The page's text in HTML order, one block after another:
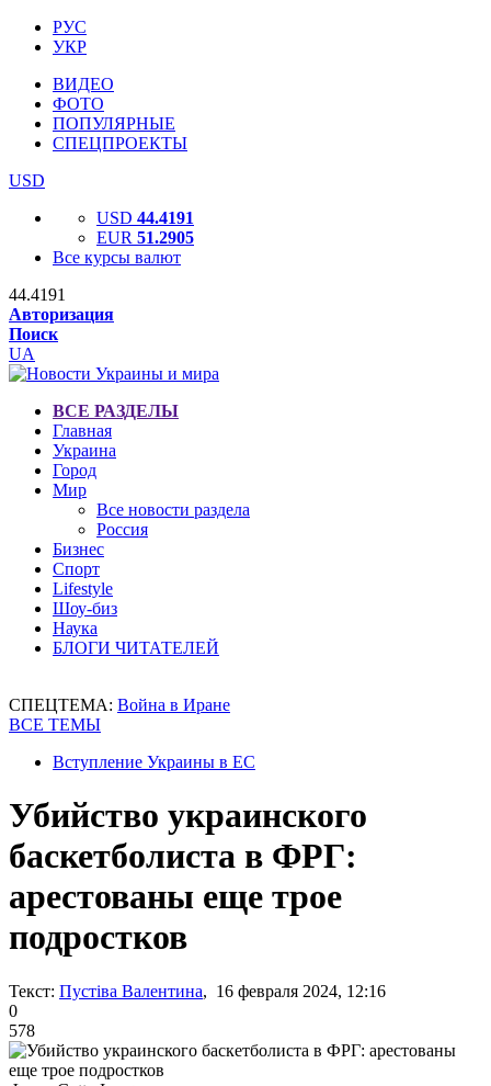
РУС
УКР
ВИДЕО
ФОТО
ПОПУЛЯРНЫЕ
СПЕЦПРОЕКТЫ
USD
USD 44.4191
EUR 51.2905
Все курсы валют
44.4191
Авторизация
Поиск
UA
ВСЕ РАЗДЕЛЫ
Главная
Украина
Город
Мир
Все новости раздела
Россия
Бизнес
Спорт
Lifestyle
Шоу-биз
Наука
БЛОГИ ЧИТАТЕЛЕЙ
СПЕЦТЕМА: Война в Иране
ВСЕ ТЕМЫ
Вступление Украины в ЕС
Убийство украинского
баскетболиста в ФРГ:
арестованы еще трое
подростков
Текст: Пустіва Валентина, 16 февраля 2024, 12:16
0
578